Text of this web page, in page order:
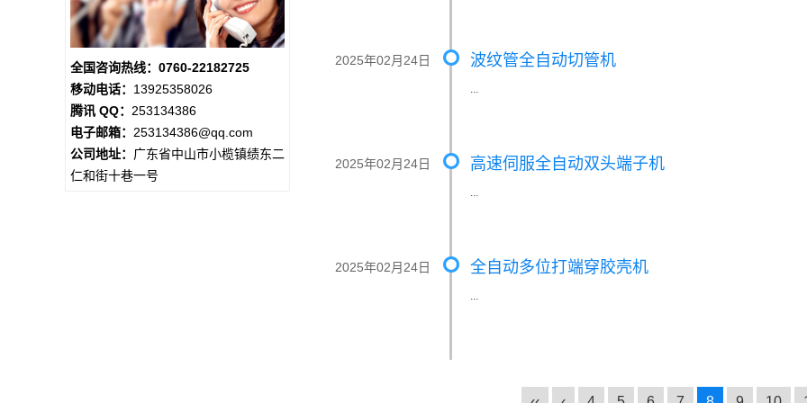
2025年02月24日 波纹管全自动切管机
2025年02月24日 高速伺服全自动双头端子机
2025年02月24日 全自动多位打端穿胶壳机
全国咨询热线：0760-22182725
移动电话： 13925358026
腾讯 QQ： 253134386
电子邮箱： 253134386@qq.com
公司地址： 广东省中山市小榄镇绩东二
仁和街十巷一号